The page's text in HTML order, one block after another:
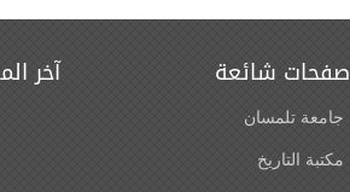
آخر صفحات شائعة
جامعة تلمسان
مكتبة التاريخ